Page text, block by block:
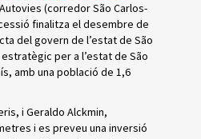
(corredor São Carlos-
finalitza el desembre de
del govern de l’estat de São
per a l’estat de São
amb una població de 1,6
i Geraldo Alckmin,
i es preveu una inversió